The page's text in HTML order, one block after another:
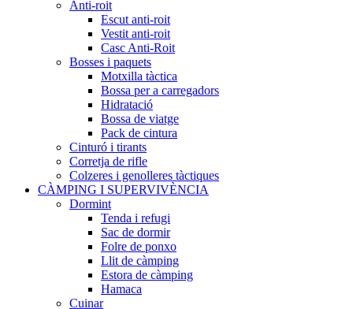
Anti-roit
Escut anti-roit
Vestit anti-roit
Casc Anti-Roit
Bosses i paquets
Motxilla tàctica
Bossa per a carregadors
Hidratació
Bossa de viatge
Pack de cintura
Cinturó i tirants
Corretja de rifle
Colzeres i genolleres tàctiques
CÀMPING I SUPERVIVÈNCIA
Dormint
Tenda i refugi
Sac de dormir
Folre de ponxo
Llit de càmping
Estora de càmping
Hamaca
Cuinar